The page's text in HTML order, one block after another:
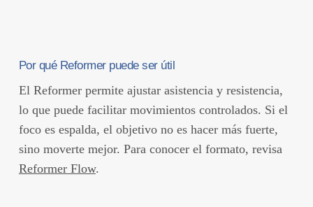
Por qué Reformer puede ser útil
El Reformer permite ajustar asistencia y resistencia,
lo que puede facilitar movimientos controlados. Si el
foco es espalda, el objetivo no es hacer más fuerte,
sino moverte mejor. Para conocer el formato, revisa
Reformer Flow.